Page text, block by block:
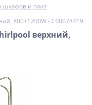
шкафов и плит
800+1200W - C00078419
верхний,